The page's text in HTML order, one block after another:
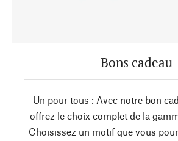
Bons cadeau
Un pour tous : Avec notre bon
offrez le choix complet de la
Choisissez un motif que vous